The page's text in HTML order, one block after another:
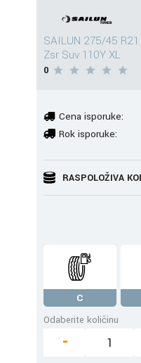
SAILUN 275/45
Zsr Suv 110Y XL
0
Cena isporuke:
Rok isporuke:
RASPOLOŽIVA
C
Odaberite količinu
-